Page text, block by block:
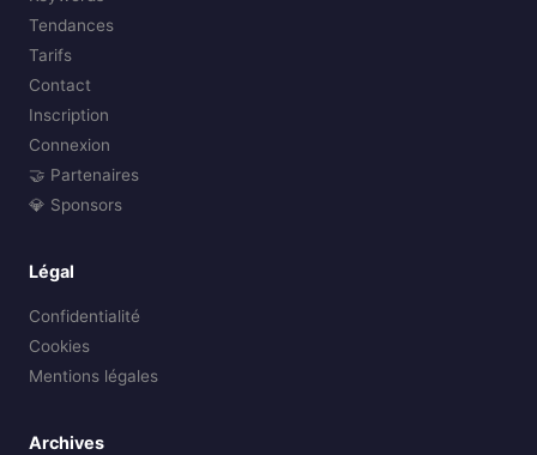
Tendances
Tarifs
Contact
Inscription
Connexion
🤝 Partenaires
💎 Sponsors
Légal
Confidentialité
Cookies
Mentions légales
Archives